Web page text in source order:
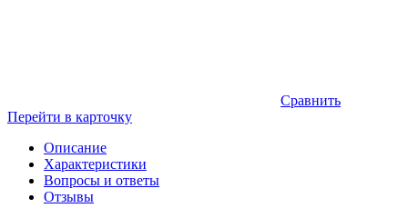
Сравнить
Перейти в карточку
Описание
Характеристики
Вопросы и ответы
Отзывы